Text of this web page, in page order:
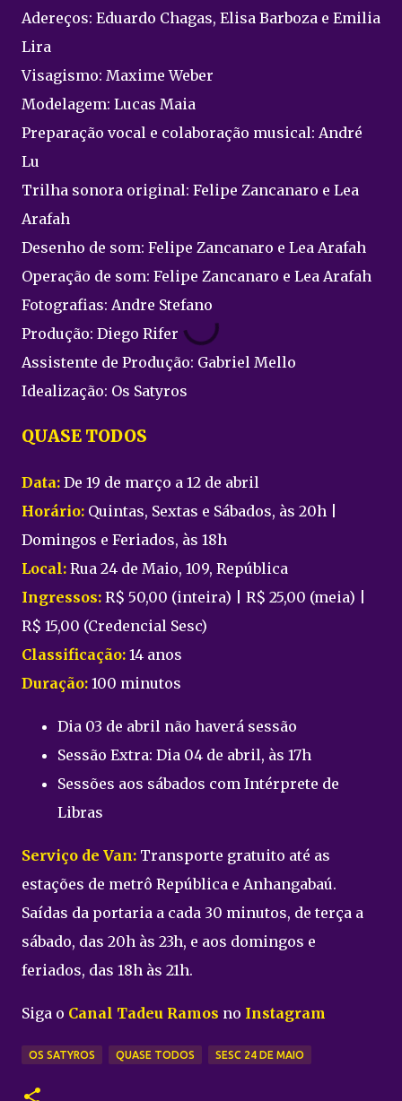
Adereços: Eduardo Chagas, Elisa Barboza e Emilia
Lira
Visagismo: Maxime Weber
Modelagem: Lucas Maia
Preparação vocal e colaboração musical: André
Lu
Trilha sonora original: Felipe Zancanaro e Lea
Arafah
Desenho de som: Felipe Zancanaro e Lea Arafah
Operação de som: Felipe Zancanaro e Lea Arafah
Fotografias: Andre Stefano
Produção: Diego Rifer
Assistente de Produção: Gabriel Mello
Idealização: Os Satyros
QUASE TODOS
Data: De 19 de março a 12 de abril
Horário: Quintas, Sextas e Sábados, às 20h |
Domingos e Feriados, às 18h
Local: Rua 24 de Maio, 109, República
Ingressos: R$ 50,00 (inteira) | R$ 25,00 (meia) |
R$ 15,00 (Credencial Sesc)
Classificação: 14 anos
Duração: 100 minutos
Dia 03 de abril não haverá sessão
Sessão Extra: Dia 04 de abril, às 17h
Sessões aos sábados com Intérprete de
Libras
Serviço de Van: Transporte gratuito até as
estações de metrô República e Anhangabaú.
Saídas da portaria a cada 30 minutos, de terça a
sábado, das 20h às 23h, e aos domingos e
feriados, das 18h às 21h.
Siga o Canal Tadeu Ramos no Instagram
OS SATYROS QUASE TODOS SESC 24 DE MAIO